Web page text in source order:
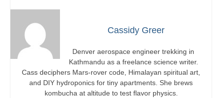
Cassidy Greer
Denver aerospace engineer trekking in
Kathmandu as a freelance science writer.
Cass deciphers Mars-rover code, Himalayan spiritual art,
and DIY hydroponics for tiny apartments. She brews
kombucha at altitude to test flavor physics.